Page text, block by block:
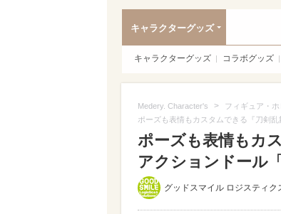
キャラクターグッズ
キャラクターグッズ コラボグッズ
Medery. Character's > フィギュア・ホ
ポーズも表情もカスタムできる『刀剣
ポーズも表情もカ
アクションドール
グッドスマイル ロジスティ